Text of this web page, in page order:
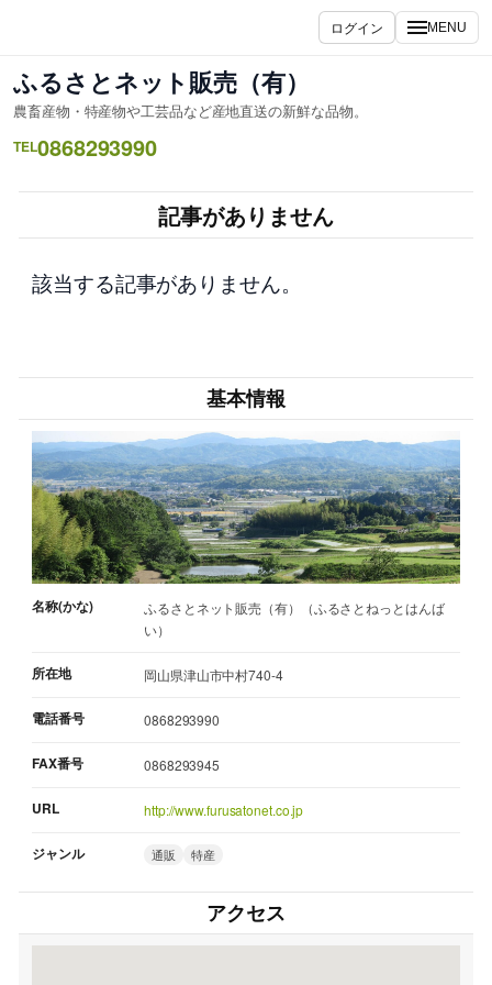
ス
キ
ッ
ログイン MENU
ふるさとネット販売（有）
農畜産物・特産物や工芸品など産地直送の新鮮な品物。
TEL0868293990
記事がありません
該当する記事がありません。
基本情報
名称(かな)
ふるさとネット販売（有）（ふるさとねっとはんば
い）
所在地 岡山県津山市中村740-4
電話番号 0868293990
FAX番号 0868293945
URL http://www.furusatonet.co.jp
ジャンル 通販 特産
アクセス